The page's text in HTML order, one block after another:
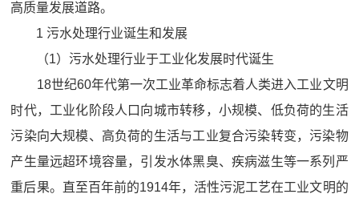
高质量发展道路。
1 污水处理行业诞生和发展
（1）污水处理行业于工业化发展时代诞生
18世纪60年代第一次工业革命标志着人类进入工业文明
时代，工业化阶段人口向城市转移，小规模、低负荷的生活
污染向大规模、高负荷的生活与工业复合污染转变，污染物
产生量远超环境容量，引发水体黑臭、疾病滋生等一系列严
重后果。直至百年前的1914年，活性污泥工艺在工业文明的